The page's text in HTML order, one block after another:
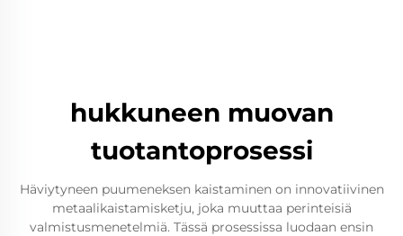
hukkuneen muovan
tuotantoprosessi
Häviytyneen puumeneksen kaistaminen on innovatiivinen
metaalikaistamisketju, joka muuttaa perinteisiä
valmistusmenetelmiä. Tässä prosessissa luodaan ensin